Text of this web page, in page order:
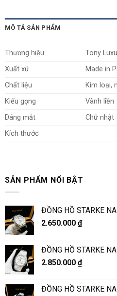
MÔ TẢ SẢN PHẨM
Thương hiệu
Tony
Xuất xứ
Made in
Chất liệu
Kim loại,
Kiểu gọng
Vành liền
Dáng mắt
Chữ nhật
Kích thước
SẢN PHẨM NỔI BẬT
ĐỒNG HỒ STARKE
2.650.000 ₫
ĐỒNG HỒ STARKE
2.850.000 ₫
ĐỒNG HỒ STARKE